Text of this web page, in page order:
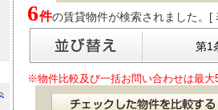
6件の賃貸物件が検索されました。[
第1
※物件比較及び一括お問い合わせは最大